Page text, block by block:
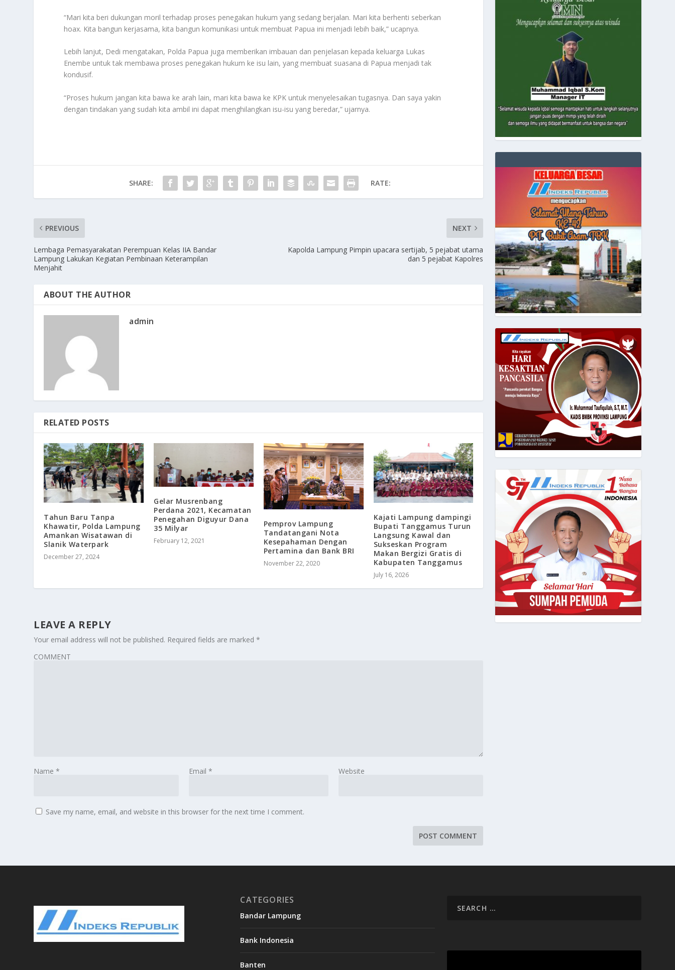
“Mari kita beri dukungan moril terhadap proses penegakan hukum yang sedang berjalan. Mari kita berhenti seberkan
hoax. Kita bangun kerjasama, kita bangun komunikasi untuk membuat Papua ini menjadi lebih baik,” ucapnya.
Lebih lanjut, Dedi mengatakan, Polda Papua juga memberikan imbauan dan penjelasan kepada keluarga Lukas
Enembe untuk tak membawa proses penegakan hukum ke isu lain, yang membuat suasana di Papua menjadi tak
kondusif.
“Proses hukum jangan kita bawa ke arah lain, mari kita bawa ke KPK untuk menyelesaikan tugasnya. Dan saya yakin
dengan tindakan yang sudah kita ambil ini dapat menghilangkan isu-isu yang beredar,” ujarnya.
SHARE: RATE:
PREVIOUS
Lembaga Pemasyarakatan Perempuan Kelas IIA Bandar
Lampung Lakukan Kegiatan Pembinaan Keterampilan
Menjahit
NEXT
Kapolda Lampung Pimpin upacara sertijab, 5 pejabat utama
dan 5 pejabat Kapolres
ABOUT THE AUTHOR
admin
RELATED POSTS
Tahun Baru Tanpa
Khawatir, Polda Lampung
Amankan Wisatawan di
Slanik Waterpark
December 27, 2024
Gelar Musrenbang
Perdana 2021, Kecamatan
Penegahan Diguyur Dana
35 Milyar
February 12, 2021
Pemprov Lampung
Tandatangani Nota
Kesepahaman Dengan
Pertamina dan Bank BRI
November 22, 2020
Kajati Lampung dampingi
Bupati Tanggamus Turun
Langsung Kawal dan
Sukseskan Program
Makan Bergizi Gratis di
Kabupaten Tanggamus
July 16, 2026
LEAVE A REPLY
Your email address will not be published. Required fields are marked*
COMMENT
Name* Email * Website
Save my name, email, and website in this browser for the next time I comment.
CATEGORIES
Bandar Lampung
Bank Indonesia
Banten